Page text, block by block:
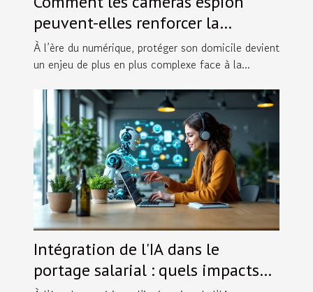
peuvent-elles renforcer la
sécurité domestique ?
À l’ère du numérique, protéger son domicile devient
un enjeu de plus en plus complexe face à la...
Intégration de l'IA dans le
portage salarial : quels impacts